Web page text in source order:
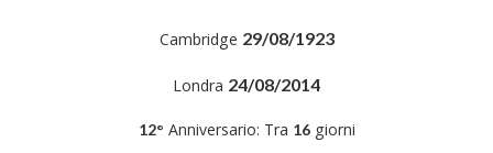
Cambridge 29/08/1923
Londra 24/08/2014
12° Anniversario: Tra 16giorni